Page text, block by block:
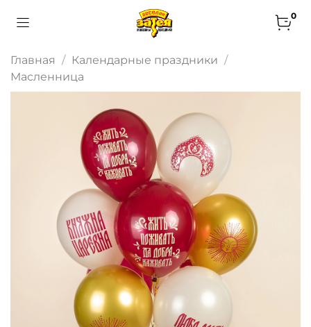
0
Главная
Календарные праздники
Масленница